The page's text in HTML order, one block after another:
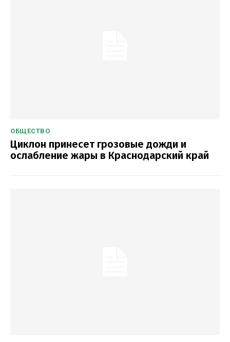
ОБЩЕСТВО
Циклон принесет грозовые дожди и
ослабление жары в Краснодарский край